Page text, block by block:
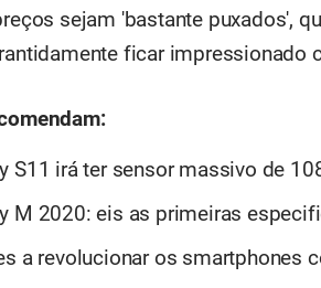
sejam 'bastante puxados',
ficar impressionado
S11 irá ter sensor massivo de
M 2020: eis as primeiras
a revolucionar os smartphones